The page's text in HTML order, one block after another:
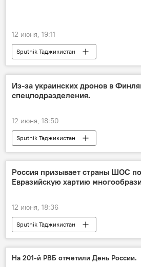
12 июня, 19:11
Sputnik Таджикистан
Из-за украинских дронов в
спецподразделения.
12 июня, 18:50
Sputnik Таджикистан
Россия призывает страны ШОС
Евразийскую хартию
12 июня, 18:36
Sputnik Таджикистан
На 201-й РВБ отметили День России.